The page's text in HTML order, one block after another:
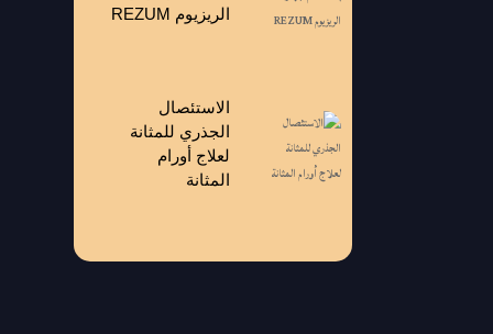
الريزيوم REZUM
الاستئصال
الجذري للمثانة
لعلاج أورام
المثانة